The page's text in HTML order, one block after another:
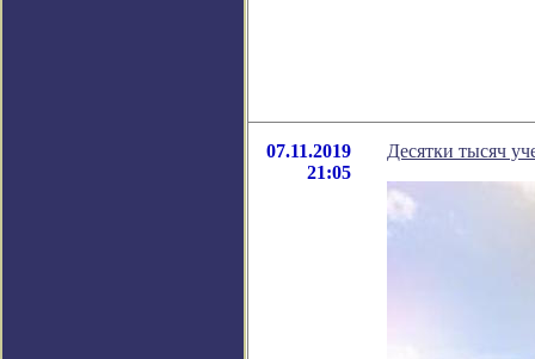
07.11.2019
21:05
Десятки тысяч